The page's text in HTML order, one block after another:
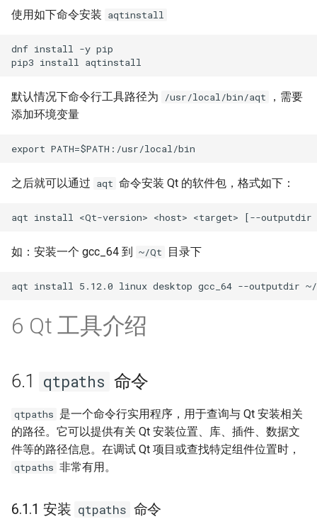
使用如下命令安装 aqtinstall
dnf install -y pip
默认情况下命令行工具路径为 /usr/local/bin/aqt
，需要
添加环境变量
之后就可以通过 aqt 命令安装 Qt 的软件包，格式如下：
如：安装一个 gcc_64 到 ~/Qt 目录下
6 Qt 工具介绍
6.1 qtpaths 命令
qtpaths 是一个命令行实用程序，用于查询与 Qt 安装相关
的路径。它可以提供有关 Qt 安装位置、库、插件、数据文
件等的路径信息。在调试 Qt 项目或查找特定组件位置时，
qtpaths 非常有用。
6.1.1 安装 qtpaths 命令